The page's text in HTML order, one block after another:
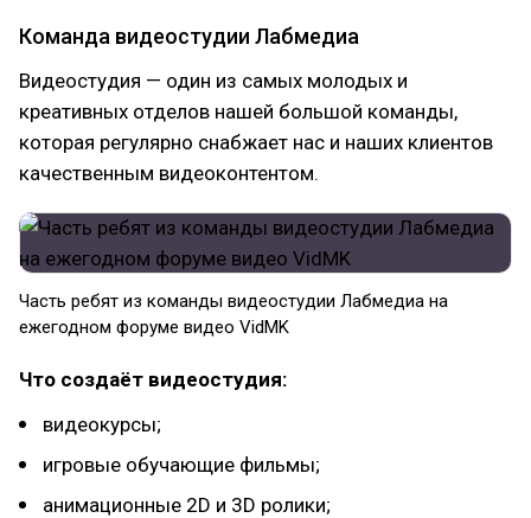
Команда видеостудии Лабмедиа
Видеостудия — один из самых молодых и
креативных отделов нашей большой команды,
которая регулярно снабжает нас и наших клиентов
качественным видеоконтентом.
Часть ребят из команды видеостудии Лабмедиа на
ежегодном форуме видео VidMK
Что создаёт видеостудия:
видеокурсы;
игровые обучающие фильмы;
анимационные 2D и 3D ролики;